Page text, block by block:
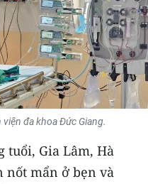
đa khoa Đức Giang.
tuổi, Gia Lâm, Hà
nốt mẩn ở bẹn và